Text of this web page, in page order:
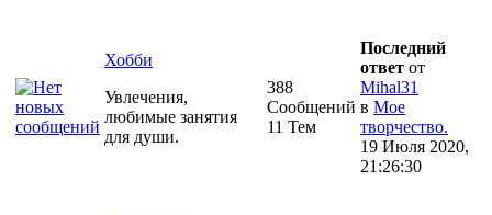
Хобби
Увлечения,
любимые занятия
для души.
388
Сообщений
11 Тем
Последний
ответ от
Mihal31
в Мое
творчество.
19 Июля 2020,
21:26:30